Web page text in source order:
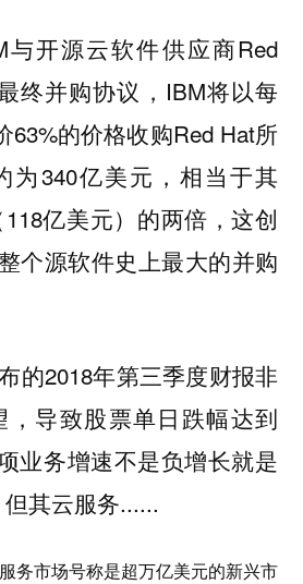
与开源云软件供应商Red
终并购协议，IBM将以每
63%的价格收购Red Hat所
为340亿美元，相当于其
亿美元）的两倍，这创
个源软件史上最大的并购
的2018年第三季度财报非
，导致股票单日跌幅达到
业务增速不是负增长就是
其云服务......
务市场号称是超万亿美元的新兴市